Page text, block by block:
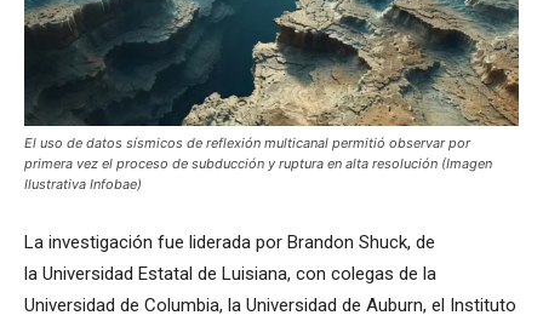
El uso de datos sísmicos de reflexión multicanal permitió observar por
primera vez el proceso de subducción y ruptura en alta resolución (Imagen
Ilustrativa Infobae)
La investigación fue liderada por Brandon Shuck, de
la Universidad Estatal de Luisiana, con colegas de la
Universidad de Columbia, la Universidad de Auburn, el Instituto